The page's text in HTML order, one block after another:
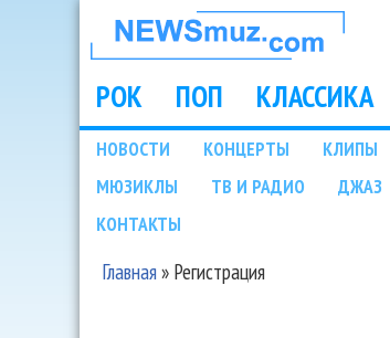
НОВОСТИ
МУЗЫКИ И
ШОУ БИЗНЕСА
NEWSMUZ.COM
Main menu
РОК ПОП КЛАССИКА
Подразделы
НОВОСТИ КОНЦЕРТЫ КЛИПЫ
МЮЗИКЛЫ
ТВ И РАДИО ДЖАЗ
КОНТАКТЫ
Главная» Регистрация